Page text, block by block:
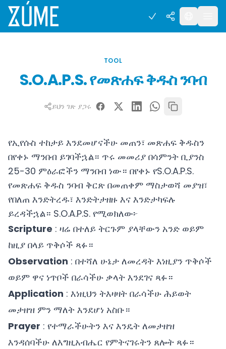
TOOL
S.O.A.P.S. የመጽሐፍ ቅዱስ ንባብ
ይህን ገጽ ያጋሩ
የኢየሱስ ተከታይ እንደመሆናችሁ መጠን፣ መጽሐፍ ቅዱስን
በየቀኑ ማንበብ ይገባችኋል። ጥሩ መመሪያ በሳምንት ቢያንስ
25-30 ምዕራፎችን ማንበብ ነው። በየቀኑ የS.O.A.P.S.
የመጽሐፍ ቅዱስ ንባብ ቅርጽ በመጠቀም ማስታወሻ መያዝ፣
የበለጠ እንድትረዱ፣ እንድትታዘዙ እና እንድታካፍሉ
ይረዳችኋል። S.O.A.P.S. የሚወክለው፦
Scripture : ዛሬ በተለይ ትርጉም ያላቸውን አንድ ወይም
ከዚያ በላይ ጥቅሶች ጻፉ።
Observation : በተሻለ ሁኔታ ለመረዳት እነዚያን ጥቅሶች
ወይም ዋና ነጥቦች በራሳችሁ ቃላት እንደገና ጻፉ።
Application : እነዚህን ትእዛዛት በራሳችሁ ሕይወት
መታዘዝ ምን ማለት እንደሆነ አስቡ።
Prayer : የተማራችሁትን እና እንዴት ለመታዘዝ
እንዳሰባችሁ ለእግዚአብሔር የምትናገሩትን ጸሎት ጻፉ።